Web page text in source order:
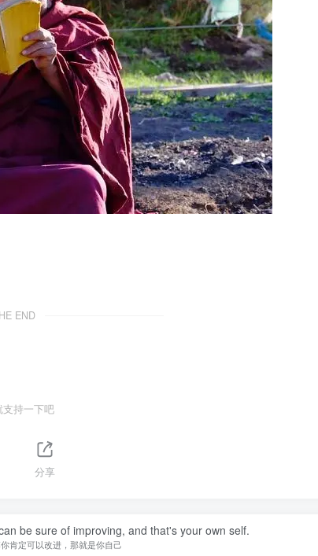
END
支持一下吧
分享
be sure of improving, and that's your own self.
肯定可以改进，那就是你自己